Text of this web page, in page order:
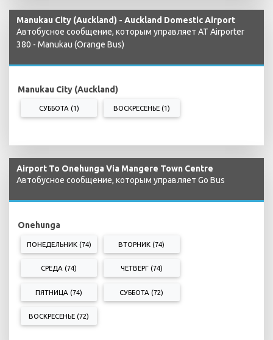
Manukau City (Auckland) - Auckland Domestic Airport
Автобусное сообщение, которым управляет AT Airporter
380 - Manukau (Orange Bus)
Manukau City (Auckland)
СУББОТА (1) ВОСКРЕСЕНЬЕ (1)
Airport To Onehunga Via Mangere Town Centre
Автобусное сообщение, которым управляет Go Bus
Onehunga
ПОНЕДЕЛЬНИК (74) ВТОРНИК (74)
СРЕДА (74) ЧЕТВЕРГ (74)
ПЯТНИЦА (74) СУББОТА (72)
ВОСКРЕСЕНЬЕ (72)